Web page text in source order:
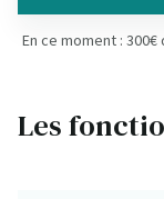
En ce moment :
Les